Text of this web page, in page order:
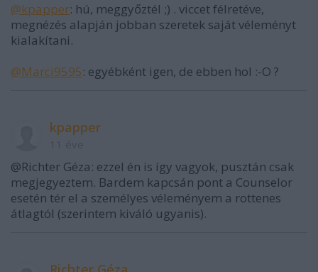
@kpapper: hú, meggyőztél ;) . viccet félretéve,
megnézés alapján jobban szeretek saját véleményt
kialakítani.
@Marci9595: egyébként igen, de ebben hol :-O ?
kpapper
@Richter Géza: ezzel én is így vagyok, pusztán csak
megjegyeztem. Bardem kapcsán pont a Counselor
esetén tér el a személyes véleményem a rottenes
átlagtól (szerintem kiváló ugyanis).